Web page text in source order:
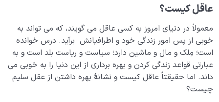
عاقل کیست؟
معمولاً در دنیای امروز به کسی عاقل می گویند، که می تواند به
خوبی از پس امور زندگی خود و اطرافیانش برآید. درس خوانده
است؛ مِلک و مال و ماشین دارد؛ سیاست و ریاست بلد است و به
عبارتی قواعد زندگی کردن و بهره برداری از این دنیا را به خوبی می
داند. اما حقیقتاً عاقل کیست و نشانۀ بهره داشتن از عقل سلیم
چیست؟